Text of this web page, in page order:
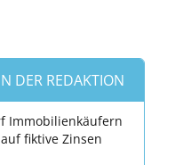
DER REDAKTION
Immobilienkäufern
fiktive Zinsen